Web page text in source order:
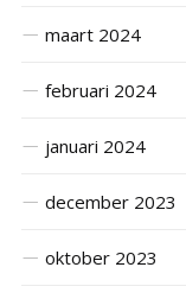
maart 2024
februari 2024
januari 2024
december 2023
oktober 2023